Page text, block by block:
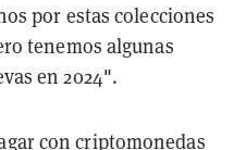
por estas colecciones
tenemos algunas
en 2024".
con criptomonedas